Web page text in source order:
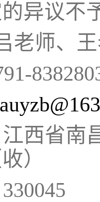
异议不
老师、
西省南
收）
330045